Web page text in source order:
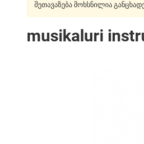
შეთავაზება მოხსნილია
musikaluri